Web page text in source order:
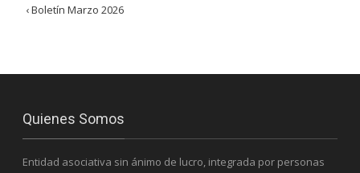
Post
‹Boletín Marzo 2026
Quienes Somos
Entidad asociativa sin ánimo de lucro, integrada por personas